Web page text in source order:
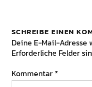
SCHREIBE EINEN
Deine E-Mail-
Erforderliche Felder
Kommentar *